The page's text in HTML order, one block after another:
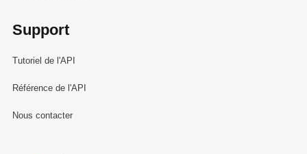
Support
Tutoriel de l'API
Référence de l'API
Nous contacter